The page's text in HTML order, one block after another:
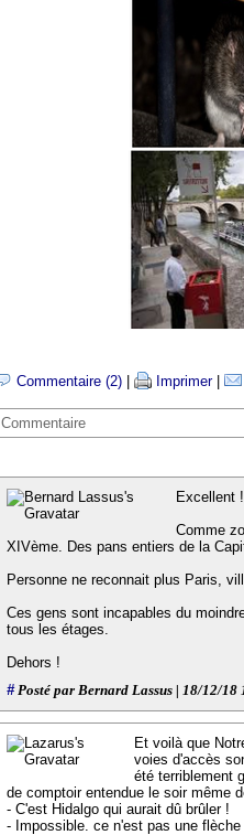
Commentaire (2) Imprimer|
Commentaire
Excellent !
Comme
XIVème. Des pans entiers de la
Personne ne reconnait plus Paris,
Ces gens sont incapables du
tous les étages.
Dehors !
#Posté par Bernard Lassus | 18/12/18
Et voilà que
voies d'accès
été terriblement
de comptoir entendue le soir même
- C'est Hidalgo qui aurait dû brûler !
- Impossible. ce n'est pas une flèche